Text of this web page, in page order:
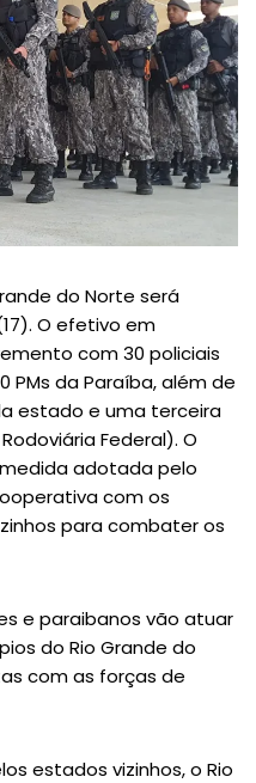
do Norte será
O efetivo em
com 30 policiais
PMs da Paraíba, além de
estado e uma terceira
Federal). O
adotada pelo
com os
para combater os
e paraibanos vão atuar
do Rio Grande do
com as forças de
estados vizinhos, o Rio